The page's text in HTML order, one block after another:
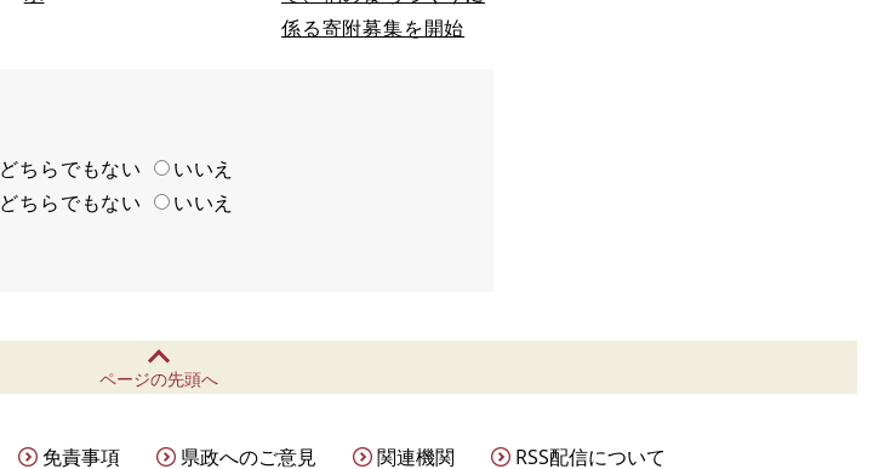
係る寄附募集を開始
どちらでもない
いいえ
どちらでもない いいえ
ページの先頭へ
免責事項 県政へのご意見 関連機関 RSS配信について